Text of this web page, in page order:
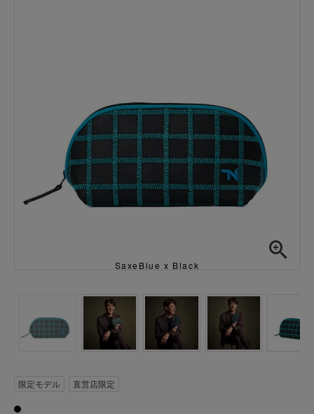
SaxeBlue x Black
限定モデル 直営店限定